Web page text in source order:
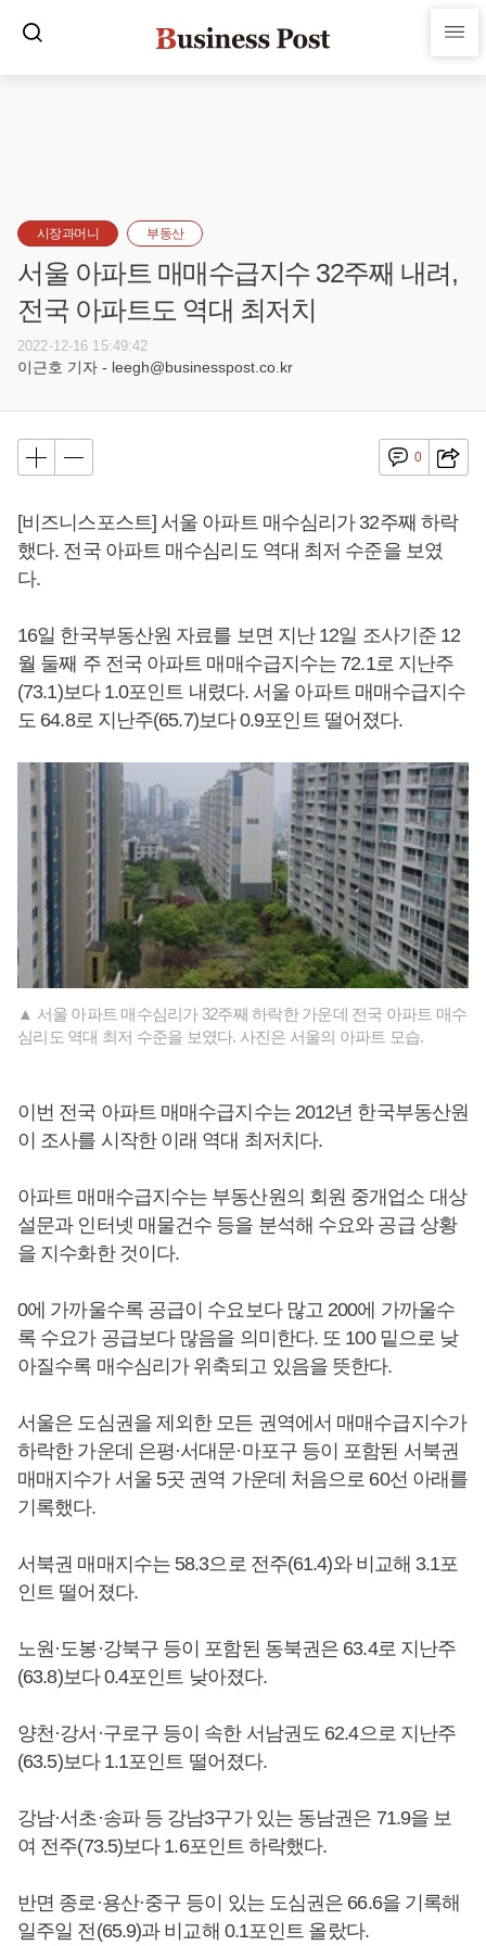
시장과머니 부동산
서울 아파트 매매수급지수 32주째 내려,
전국 아파트도 역대 최저치
2022-12-16 15:49:42
이근호 기자 - leegh@businesspost.co.kr
0
[비즈니스포스트] 서울 아파트 매수심리가 32주째 하락
했다. 전국 아파트 매수심리도 역대 최저 수준을 보였
다.
16일 한국부동산원 자료를 보면 지난 12일 조사기준 12
월 둘째 주 전국 아파트 매매수급지수는 72.1로 지난주
(73.1)보다 1.0포인트 내렸다. 서울 아파트 매매수급지수
도 64.8로 지난주(65.7)보다 0.9포인트 떨어졌다.
▲ 서울 아파트 매수심리가 32주째 하락한 가운데 전국 아파트 매수
심리도 역대 최저 수준을 보였다. 사진은 서울의 아파트 모습.
이번 전국 아파트 매매수급지수는 2012년 한국부동산원
이 조사를 시작한 이래 역대 최저치다.
아파트 매매수급지수는 부동산원의 회원 중개업소 대상
설문과 인터넷 매물건수 등을 분석해 수요와 공급 상황
을 지수화한 것이다.
0에 가까울수록 공급이 수요보다 많고 200에 가까울수
록 수요가 공급보다 많음을 의미한다. 또 100 밑으로 낮
아질수록 매수심리가 위축되고 있음을 뜻한다.
서울은 도심권을 제외한 모든 권역에서 매매수급지수가
하락한 가운데 은평·서대문·마포구 등이 포함된 서북권
매매지수가 서울 5곳 권역 가운데 처음으로 60선 아래를
기록했다.
서북권 매매지수는 58.3으로 전주(61.4)와 비교해 3.1포
인트 떨어졌다.
노원·도봉·강북구 등이 포함된 동북권은 63.4로 지난주
(63.8)보다 0.4포인트 낮아졌다.
양천·강서·구로구 등이 속한 서남권도 62.4으로 지난주
(63.5)보다 1.1포인트 떨어졌다.
강남·서초·송파 등 강남3구가 있는 동남권은 71.9을 보
여 전주(73.5)보다 1.6포인트 하락했다.
반면 종로·용산·중구 등이 있는 도심권은 66.6을 기록해
일주일 전(65.9)과 비교해 0.1포인트 올랐다.